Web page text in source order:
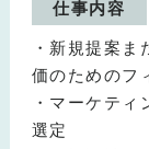
仕事内容
・新規提案
価のためのフ
・マーケテ
選定